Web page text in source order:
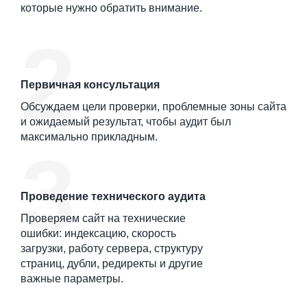
которые нужно обратить внимание.
Первичная консультация
Обсуждаем цели проверки, проблемные зоны сайта
и ожидаемый результат, чтобы аудит был
максимально прикладным.
Проведение технического аудита
Проверяем сайт на технические
ошибки: индексацию, скорость
загрузки, работу сервера, структуру
страниц, дубли, редиректы и другие
важные параметры.